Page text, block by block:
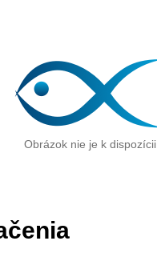
Obrázok nie je k dispozícii